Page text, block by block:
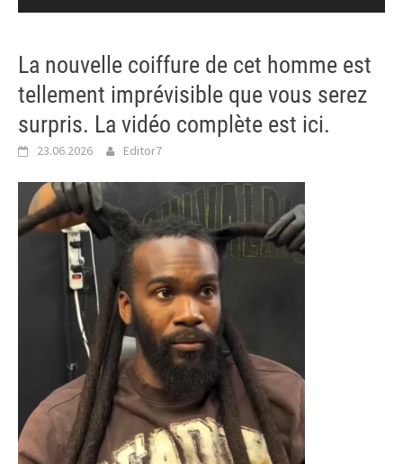
La nouvelle coiffure de cet homme est
tellement imprévisible que vous serez
surpris. La vidéo complète est ici.
23.06.2026 Editor7